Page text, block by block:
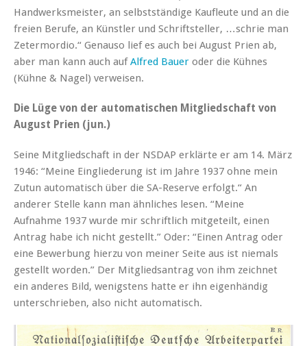
Handwerksmeister, an selbstständige Kaufleute und an die
freien Berufe, an Künstler und Schriftsteller, …schrie man
Zetermordio.“ Genauso lief es auch bei August Prien ab,
aber man kann auch aufAlfred Bauer oder die Kühnes
(Kühne & Nagel) verweisen.
Die Lüge von der automatischen Mitgliedschaft von
August Prien (jun.)
Seine Mitgliedschaft in der NSDAP erklärte er am 14. März
1946: “Meine Eingliederung ist im Jahre 1937 ohne mein
Zutun automatisch über die SA-Reserve erfolgt.“ An
anderer Stelle kann man ähnliches lesen. “Meine
Aufnahme 1937 wurde mir schriftlich mitgeteilt, einen
Antrag habe ich nicht gestellt.” Oder: “Einen Antrag oder
eine Bewerbung hierzu von meiner Seite aus ist niemals
gestellt worden.” Der Mitgliedsantrag von ihm zeichnet
ein anderes Bild, wenigstens hatte er ihn eigenhändig
unterschrieben, also nicht automatisch.